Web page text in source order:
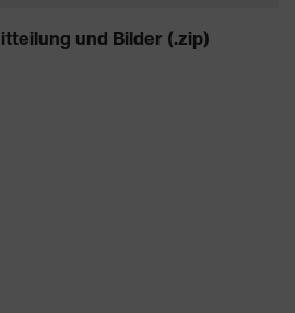
und Bilder (.zip)